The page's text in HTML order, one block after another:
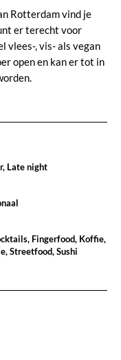
Rotterdam vind je
er terecht voor
vlees-, vis- als vegan
open en kan er tot in
Late night
Fingerfood, Koffie,
Streetfood, Sushi